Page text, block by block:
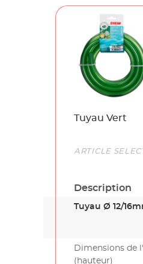
Name
Tuyau Vert
Link
ARTICLE
Description
Tuyau Ø 12/
Dimensions de
(hauteur)